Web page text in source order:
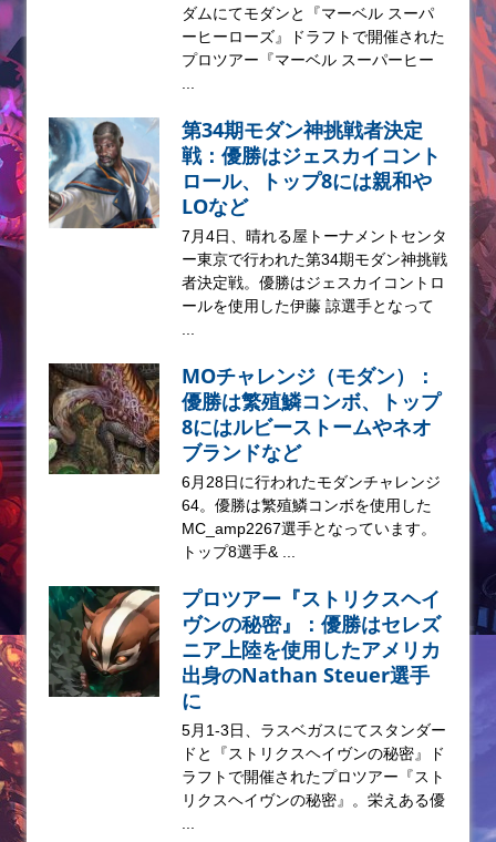
ダムにてモダンと『マーベル スーパ
ーヒーローズ』ドラフトで開催された
プロツアー『マーベル スーパーヒー
第34期モダン神挑戦者決定
戦：優勝はジェスカイコント
ロール、トップ8には親和や
LOなど
7月4日、晴れる屋トーナメントセンタ
ー東京で行われた第34期モダン神挑戦
者決定戦。優勝はジェスカイコントロ
ールを使用した伊藤 諒選手となって
MOチャレンジ（モダン）：
優勝は繁殖鱗コンボ、トップ
8にはルビーストームやネオ
ブランドなど
6月28日に行われたモダンチャレンジ
64。優勝は繁殖鱗コンボを使用した
MC_amp2267選手となっています。
トップ8選手& ...
プロツアー『ストリクスヘイ
ヴンの秘密』：優勝はセレズ
ニア上陸を使用したアメリカ
出身のNathan Steuer選手
に
5月1-3日、ラスベガスにてスタンダー
ドと『ストリクスヘイヴンの秘密』ド
ラフトで開催されたプロツアー『スト
リクスヘイヴンの秘密』。栄えある優